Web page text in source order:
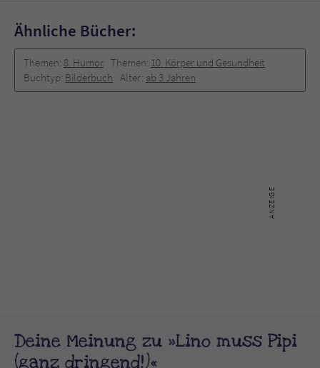
Ähnliche Bücher:
Themen: 8. Humor Themen: 10. Körper und Gesundheit
Buchtyp: Bilderbuch Alter: ab 3 Jahren
Deine Meinung zu »Lino muss Pipi
(ganz dringend!)«